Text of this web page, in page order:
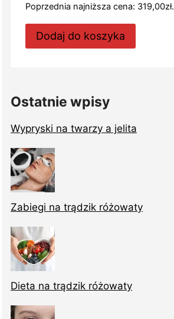
wynosiła:
439,00zł.
wynosi:
319,00zł.
Poprzednia najniższa cena: 319,00zł.
Dodaj do koszyka
Ostatnie wpisy
Wypryski na twarzy a jelita
Zabiegi na trądzik różowaty
Dieta na trądzik różowaty